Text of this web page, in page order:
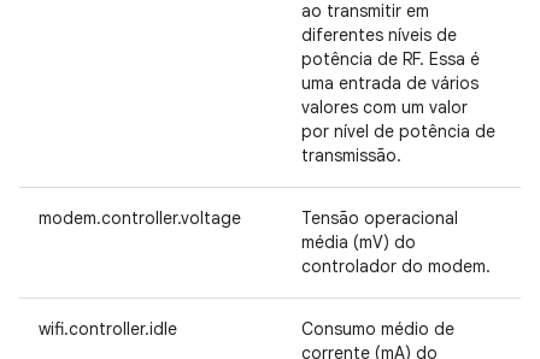
ao transmitir em
diferentes níveis de
potência de RF. Essa é
uma entrada de vários
valores com um valor
por nível de potência de
transmissão.
modem.controller.voltage
Tensão operacional
média (mV) do
controlador do modem.
wifi.controller.idle
Consumo médio de
corrente (mA) do